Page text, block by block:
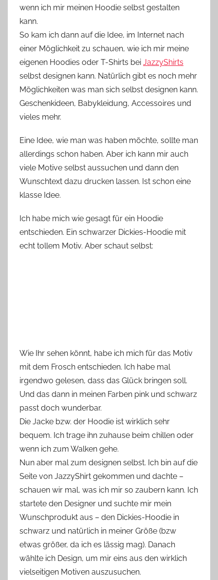
wenn ich mir meinen Hoodie selbst gestalten
kann.
So kam ich dann auf die Idee, im Internet nach
einer Möglichkeit zu schauen, wie ich mir meine
eigenen Hoodies oder T-Shirts bei JazzyShirts
selbst designen kann. Natürlich gibt es noch mehr
Möglichkeiten was man sich selbst designen kann.
Geschenkideen, Babykleidung, Accessoires und
vieles mehr.
Eine Idee, wie man was haben möchte, sollte man
allerdings schon haben. Aber ich kann mir auch
viele Motive selbst aussuchen und dann den
Wunschtext dazu drucken lassen. Ist schon eine
klasse Idee.
Ich habe mich wie gesagt für ein Hoodie
entschieden. Ein schwarzer Dickies-Hoodie mit
echt tollem Motiv. Aber schaut selbst:
Wie Ihr sehen könnt, habe ich mich für das Motiv
mit dem Frosch entschieden. Ich habe mal
irgendwo gelesen, dass das Glück bringen soll.
Und das dann in meinen Farben pink und schwarz
passt doch wunderbar.
Die Jacke bzw. der Hoodie ist wirklich sehr
bequem. Ich trage ihn zuhause beim chillen oder
wenn ich zum Walken gehe.
Nun aber mal zum designen selbst. Ich bin auf die
Seite von JazzyShirt gekommen und dachte –
schauen wir mal, was ich mir so zaubern kann. Ich
startete den Designer und suchte mir mein
Wunschprodukt aus – den Dickies-Hoodie in
schwarz und natürlich in meiner Größe (bzw
etwas größer, da ich es lässig mag). Danach
wählte ich Design, um mir eins aus den wirklich
vielseitigen Motiven auszusuchen.